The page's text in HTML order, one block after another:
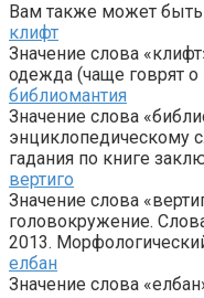
Вам также может быть
клифт
Значение слова
одежда (чаще говрят
библиомантия
Значение слова
энциклопедическому
гадания по книге
вертиго
Значение слова
головокружение.
2013.
елбан
Значение слова